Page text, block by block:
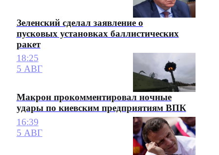
Зеленский сделал заявление о
пусковых установках баллистических
ракет
18:25
5 АВГ
Макрон прокомментировал ночные
удары по киевским предприятиям ВПК
16:39
5 АВГ